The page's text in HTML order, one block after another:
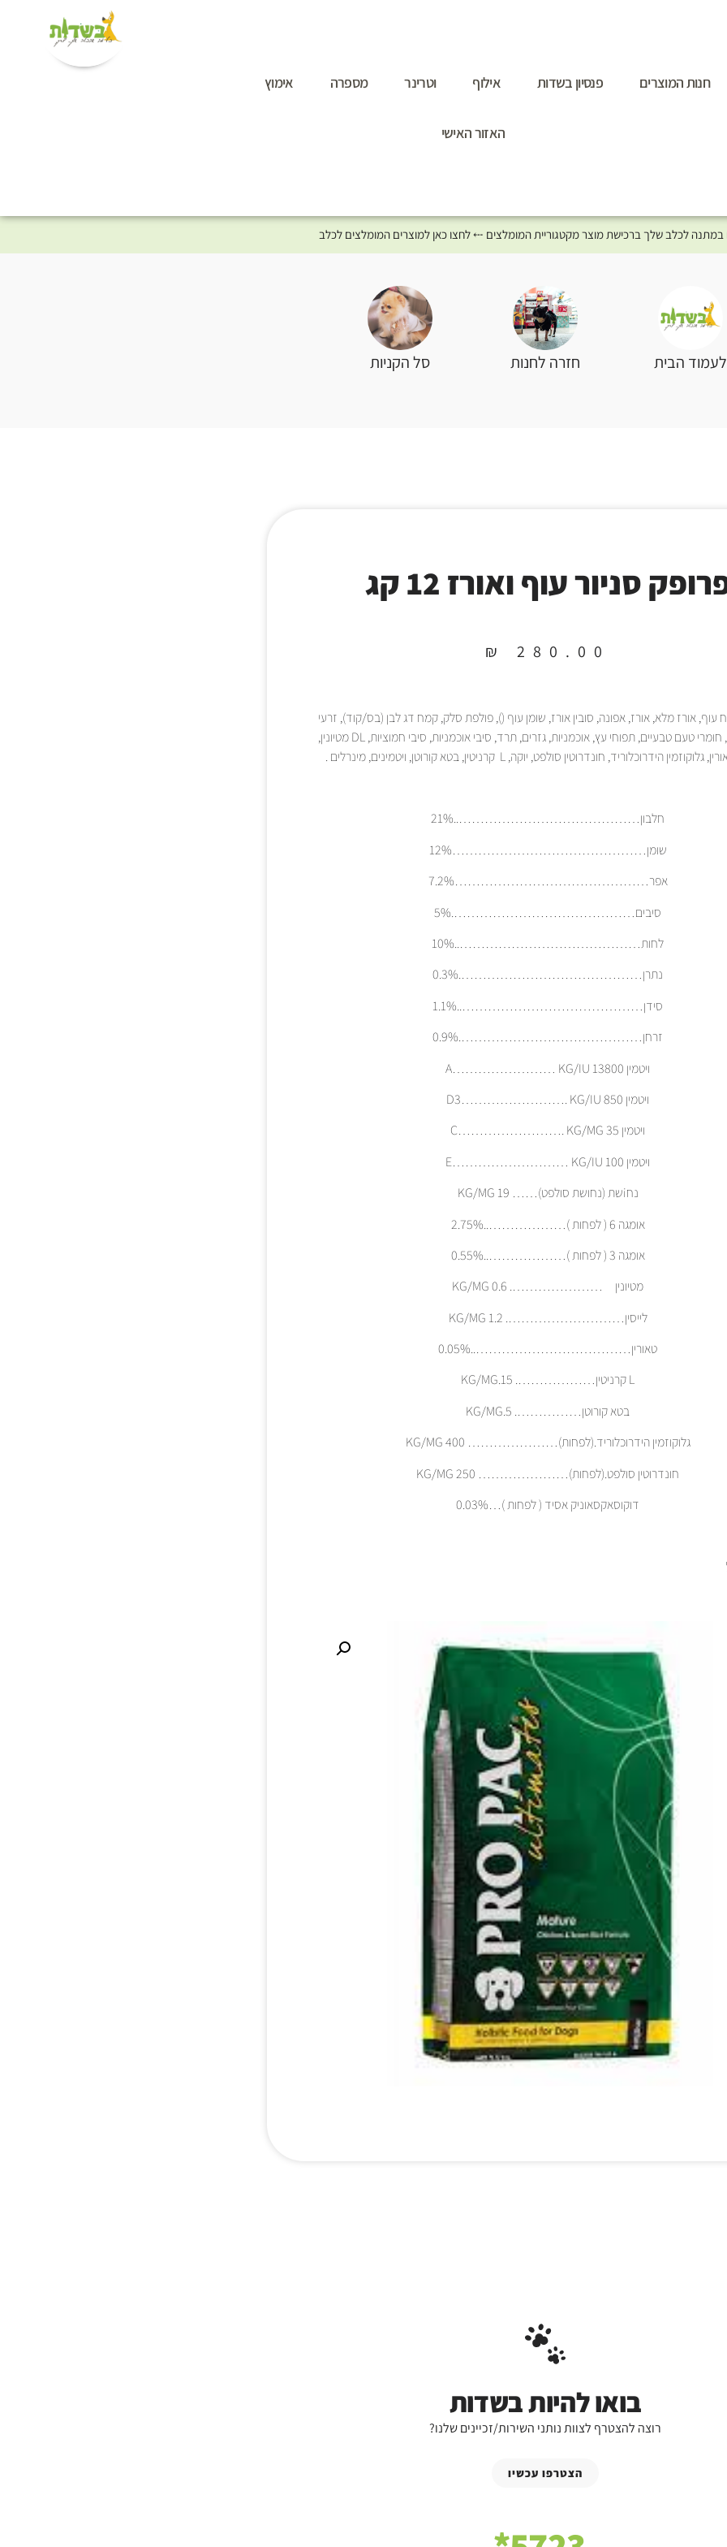
חנות המוצרים פנסיון בשדות אילוף וטרינר מספרה אימוץ
האזור האישי
לעמוד הבית חזרה לחנות סל הקניות
סניור עוף ואורז 12 קג
₪ 280.00
עוף, אורז מלא, אורז, אפונה, סובין אורז, שומן עוף (), פולפת סלק, קמח דג לבן (בס/קוד), זרעי
פשתן, ביצה, חומרי טעם טבעיים, תפוחי עץ, אוכמניות, גזרים, תרד, סיבי אוכמניות, סיבי חמוציות, DL מטיונין,
חלבון……………………………………..21%
שומן………………………………………12%
אפר………………………………………7.2%
סיבים…………………………………….5%
לחות……………………………………..10%
נתרן…………………………………….0.3%
סידן……………………………………..1.1%
זרחן…………………………………….0.9%
ויטמין A…………………… KG/IU 13800
ויטמין D3……………………. KG/IU 850
ויטמין C……………………. KG/MG 35
ויטמין E……………………… KG/IU 100
נחiשת (נחושת סולפט)…… KG/MG 19
אומגה 6 ( לפחות )………………..2.75%
אומגה 3 ( לפחות )………………..0.55%
מטיונין …………………. KG/MG 0.6
לייסין………………………. KG/MG 1.2
טאורין………………………………..0.05%
L קרניטין………………. KG/MG.15
בטא קורוטן……………. KG/MG.5
גלוקוזמין הידרוכלוריד.(לפחות)………………… KG/MG 400
חונדרוטין סולפט.(לפחות)………………… KG/MG 250
דוקוסאקסאוניק אסיד ( לפחות )…0.03%
בואו להיות בשדות
רוצה להצטרף לצוות נותני השירות/זכיינים שלנו?
הצטרפו עכשיו